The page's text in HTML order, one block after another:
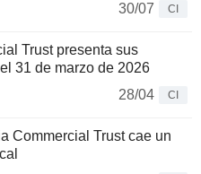
30/07
CI
Trust presenta sus
31 de marzo de 2026
28/04
CI
Commercial Trust cae un